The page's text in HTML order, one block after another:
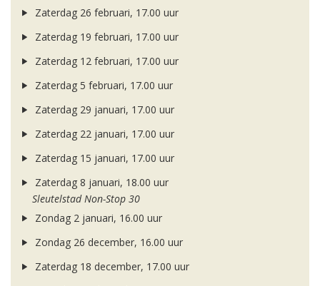
Zaterdag 26 februari, 17.00 uur
Zaterdag 19 februari, 17.00 uur
Zaterdag 12 februari, 17.00 uur
Zaterdag 5 februari, 17.00 uur
Zaterdag 29 januari, 17.00 uur
Zaterdag 22 januari, 17.00 uur
Zaterdag 15 januari, 17.00 uur
Zaterdag 8 januari, 18.00 uur
Sleutelstad Non-Stop 30
Zondag 2 januari, 16.00 uur
Zondag 26 december, 16.00 uur
Zaterdag 18 december, 17.00 uur